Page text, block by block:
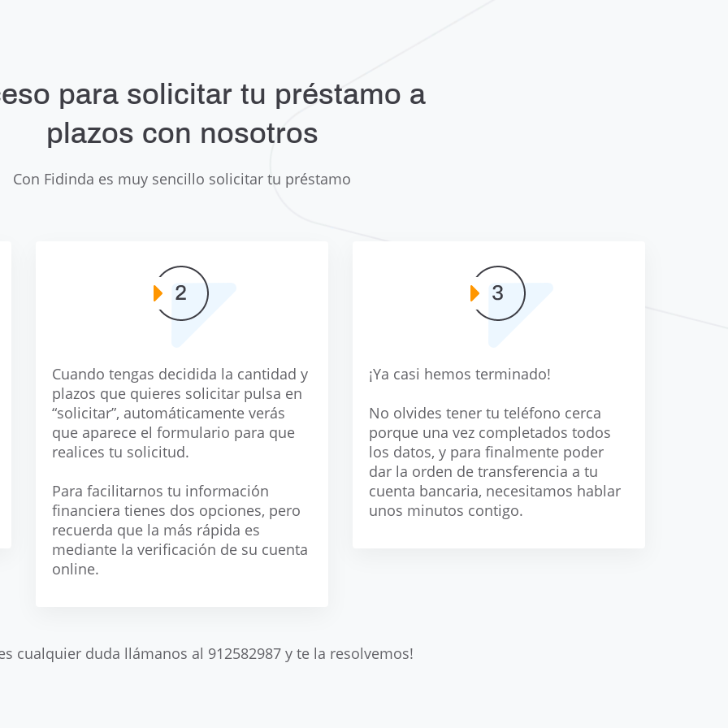
para solicitar tu préstamo a
plazos con nosotros
Con Fidinda es muy sencillo solicitar tu préstamo
Cuando tengas decidida la cantidad y
plazos que quieres solicitar pulsa en
“solicitar”, automáticamente verás
que aparece el formulario para que
realices tu solicitud.
Para facilitarnos tu información
financiera tienes dos opciones, pero
recuerda que la más rápida es
mediante la verificación de su cuenta
online.
¡Ya casi hemos terminado!
No olvides tener tu teléfono cerca
porque una vez completados todos
los datos, y para finalmente poder
dar la orden de transferencia a tu
cuenta bancaria, necesitamos hablar
unos minutos contigo.
cualquier duda llámanos al 912582987 y te la resolvemos!